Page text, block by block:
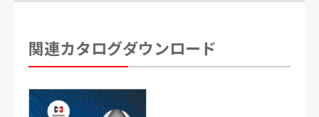
関連カタログダウンロード